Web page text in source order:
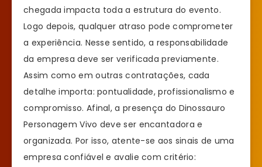
chegada impacta toda a estrutura do evento.
Logo depois, qualquer atraso pode comprometer
a experiência. Nesse sentido, a responsabilidade
da empresa deve ser verificada previamente.
Assim como em outras contratações, cada
detalhe importa: pontualidade, profissionalismo e
compromisso. Afinal, a presença do Dinossauro
Personagem Vivo deve ser encantadora e
organizada. Por isso, atente-se aos sinais de uma
empresa confiável e avalie com critério: